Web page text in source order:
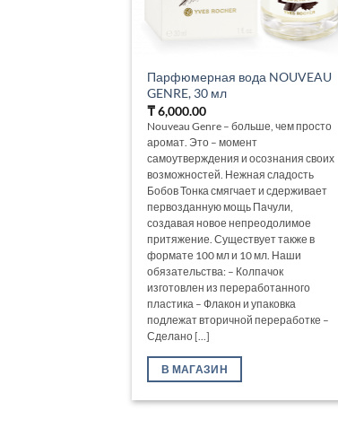
Парфюмерная вода NOUVEAU
GENRE, 30 мл
₸6,000.00
Nouveau Genre – больше, чем просто
аромат. Это – момент
самоутверждения и осознания своих
возможностей. Нежная сладость
Бобов Тонка смягчает и сдерживает
первозданную мощь Пачули,
создавая новое непреодолимое
притяжение. Существует также в
формате 100 мл и 10 мл. Наши
обязательства: – Колпачок
изготовлен из переработанного
пластика – Флакон и упаковка
подлежат вторичной переработке –
Сделано [...]
В МАГАЗИН